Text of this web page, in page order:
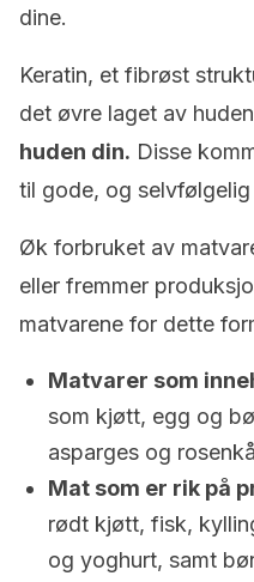
dine.
Keratin, et fibrøst
det øvre laget av
huden din. Disse
til gode, og
Øk forbruket av
eller fremmer
matvarene for dette
Matvarer som
som kjøtt, egg og
asparges og
Mat som er rik på
rødt kjøtt, fisk,
og yoghurt, samt